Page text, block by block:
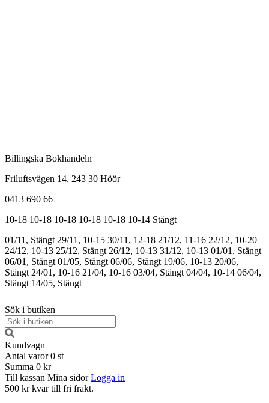
Billingska Bokhandeln
Friluftsvägen 14, 243 30 Höör
0413 690 66
10-18 10-18 10-18 10-18 10-18 10-14 Stängt
01/11, Stängt 29/11, 10-15 30/11, 12-18 21/12, 11-16 22/12, 10-20
24/12, 10-13 25/12, Stängt 26/12, 10-13 31/12, 10-13 01/01, Stängt
06/01, Stängt 01/05, Stängt 06/06, Stängt 19/06, 10-13 20/06,
Stängt 24/01, 10-16 21/04, 10-16 03/04, Stängt 04/04, 10-14 06/04,
Stängt 14/05, Stängt
Sök i butiken
Kundvagn
Antal varor 0 st
Summa 0 kr
Till kassan Mina sidor Logga in
500 kr kvar till fri frakt.